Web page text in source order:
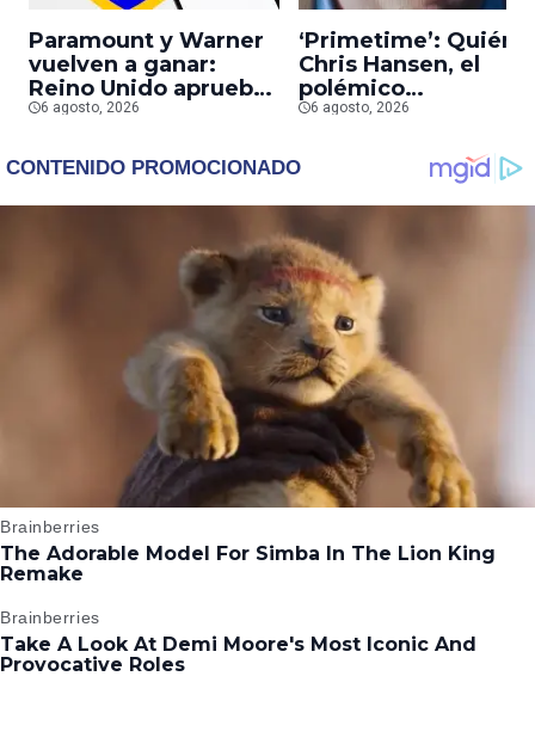
Paramount y Warner
vuelven a ganar:
Reino Unido aprueba
la fusión entre
6 agosto, 2026
‘Primetime’: Quién
Chris Hansen, el
polémico
presentador que
interpreta en su
nueva película
6 agosto, 2026